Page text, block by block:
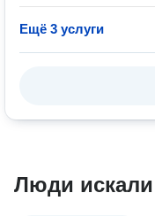
Ещё 3 услуги
Люди